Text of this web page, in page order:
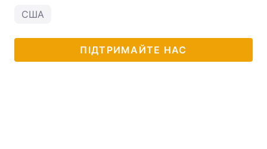
США
ПІДТРИМАЙТЕ НАС